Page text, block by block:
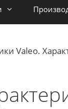
Valeo.